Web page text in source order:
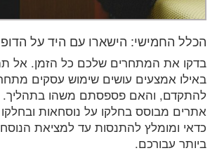
הכלל החמישי: הישארו עם היד על
בדקו את המתחרים שלכם כל הזמן. אל
באילו אמצעים עושים שימוש עסקים
להתקדם, והאם פספסתם משהו בתהליך.
אתרים מבוסס בחלקו על נוסחאות ובחלקו
כדאי ומומלץ להתנסות עד למציאת
ביותר עבורכם.